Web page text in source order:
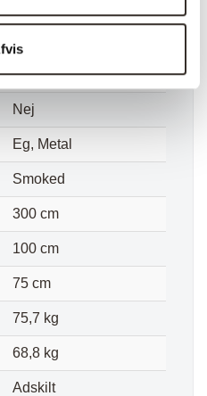
Toulon Spisebord –
Smoked
Nej
Eg, Metal
Smoked
300 cm
100 cm
75 cm
75,7 kg
68,8 kg
Adskilt